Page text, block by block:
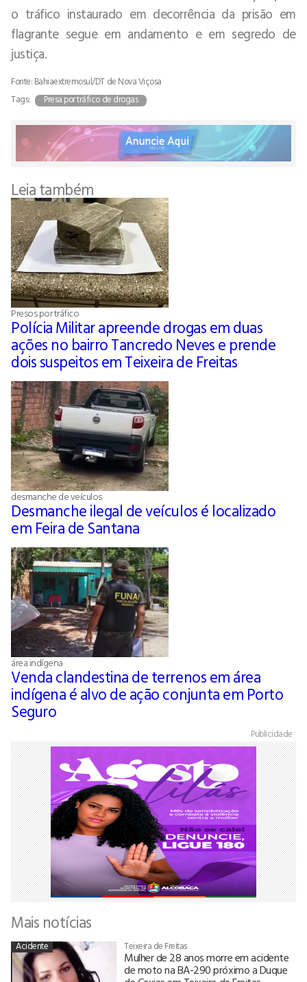
o tráfico instaurado em decorrência da prisão em
flagrante segue em andamento e em segredo de
justiça.
Fonte: Bahiaextremosul/DT de Nova Viçosa
Tags:
Presa por tráfico de drogas
Leia também
Presos por tráfico
Polícia Militar apreende drogas em duas
ações no bairro Tancredo Neves e prende
dois suspeitos em Teixeira de Freitas
desmanche de veículos
Desmanche ilegal de veículos é localizado
em Feira de Santana
área indígena
Venda clandestina de terrenos em área
indígena é alvo de ação conjunta em Porto
Seguro
Publicidade
Mais notícias
Acidente Teixeira de Freitas
Mulher de 28 anos morre em acidente
de moto na BA-290 próximo a Duque